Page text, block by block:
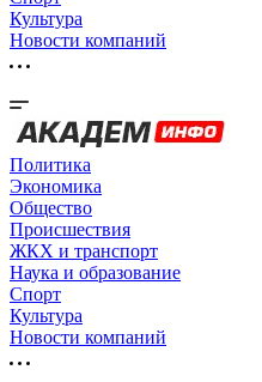
Культура
Новости компаний
Политика
Экономика
Общество
Происшествия
ЖКХ и транспорт
Наука и образование
Спорт
Культура
Новости компаний